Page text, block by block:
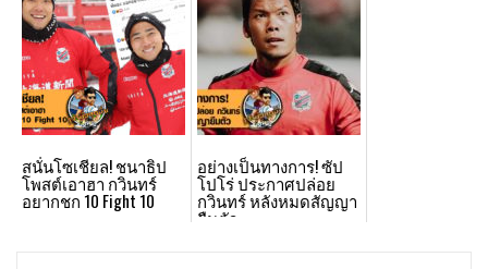
สนั่นโซเชียล! ชนาธิป
โพสต์เอาฮา กวินทร์
อยากชก 10 Fight 10
อย่างเป็นทางการ! ซัป
โปโร่ ประกาศปล่อย
กวินทร์ หลังหมดสัญญา
ยืมตัว